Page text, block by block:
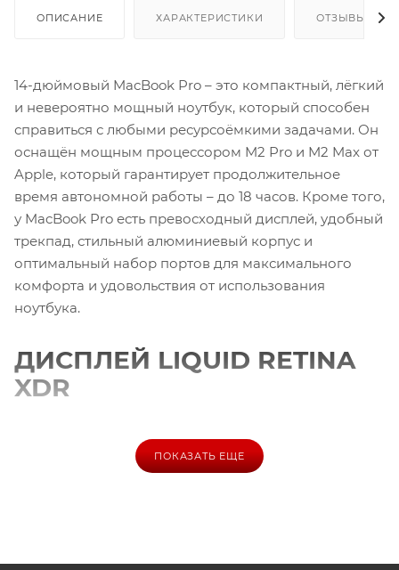
ОПИСАНИЕ ХАРАКТЕРИСТИКИ ОТЗЫВЫ
14-дюймовый MacBook Pro – это компактный, лёгкий
и невероятно мощный ноутбук, который способен
справиться с любыми ресурсоёмкими задачами. Он
оснащён мощным процессором M2 Pro и M2 Max от
Apple, который гарантирует продолжительное
время автономной работы – до 18 часов. Кроме того,
у MacBook Pro есть превосходный дисплей, удобный
трекпад, стильный алюминиевый корпус и
оптимальный набор портов для максимального
комфорта и удовольствия от использования
ноутбука.
ДИСПЛЕЙ LIQUID RETINA
XDR
Встроенный дисплей Liquid Retina XDR имеет
пиковую яркость до 1600 нит, контрастность
ПОКАЗАТЬ ЕЩЕ